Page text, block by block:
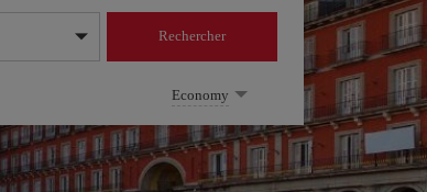
Rechercher
Economy